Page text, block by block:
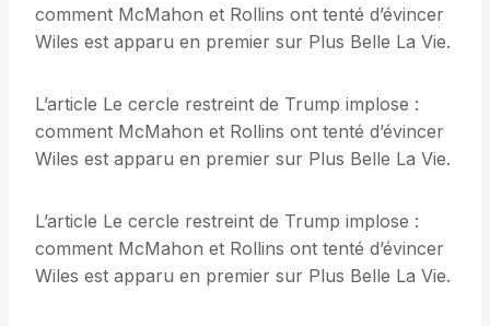
comment McMahon et Rollins ont tenté d’évincer
Wiles est apparu en premier sur Plus Belle La Vie.
L’article Le cercle restreint de Trump implose :
comment McMahon et Rollins ont tenté d’évincer
Wiles est apparu en premier sur Plus Belle La Vie.
L’article Le cercle restreint de Trump implose :
comment McMahon et Rollins ont tenté d’évincer
Wiles est apparu en premier sur Plus Belle La Vie.